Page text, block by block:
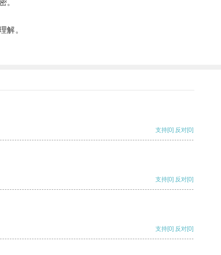
。
解。
支持[0] 反对[0]
支持[0] 反对[0]
支持[0] 反对[0]